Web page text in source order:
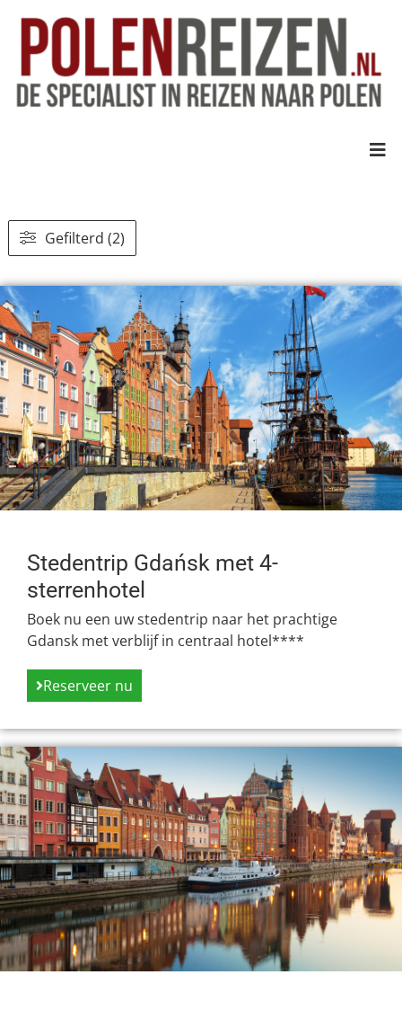
Gefilterd (2)
Stedentrip Gdańsk met 4-
sterrenhotel
Boek nu een uw stedentrip naar het prachtige
Gdansk met verblijf in centraal hotel****
Reserveer nu